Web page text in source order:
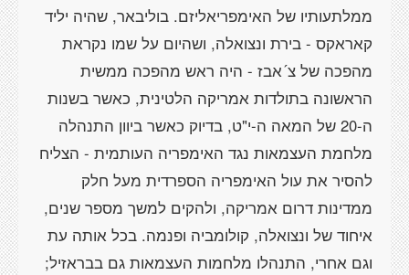
ממלתעותיו של האימפריאליזם. בוליבאר, שהיה יליד
קאראקס - בירת ונצואלה, ושהיום על שמו נקראת
מהפכה של צ´אבז - היה ראש מהפכה ממשית
הראשונה בתולדות אמריקה הלטינית, כאשר בשנות
ה-20 של המאה ה-י"ט, בדיוק כאשר ביוון התנהלה
מלחמת העצמאות נגד האימפריה העותמית - הצליח
להסיר את עול האימפריה הספרדית מעל חלק
ממדינות דרום אמריקה, ולהקים למשך מספר שנים,
איחוד של ונצואלה, קולומביה ופנמה. בכל אותה עת
וגם אחרי, התנהלו מלחמות העצמאות גם בבראזיל;